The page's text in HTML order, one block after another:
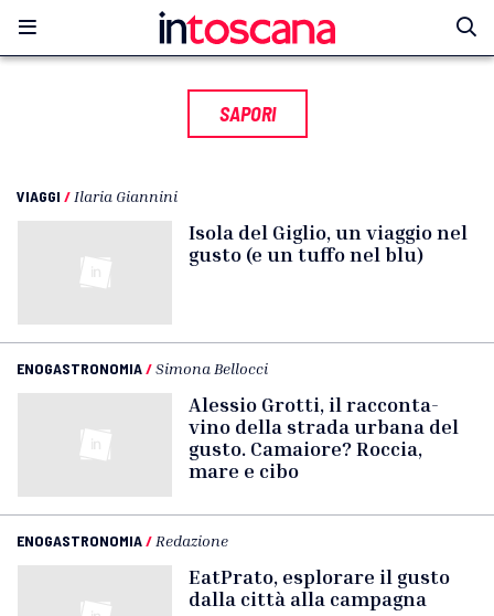
SAPORI
VIAGGI / Ilaria Giannini
Isola del Giglio, un viaggio nel
gusto (e un tuffo nel blu)
ENOGASTRONOMIA/Simona Bellocci
Alessio Grotti, il racconta-
vino della strada urbana del
gusto. Camaiore? Roccia,
mare e cibo
ENOGASTRONOMIA/ Redazione
EatPrato, esplorare il gusto
dalla città alla campagna